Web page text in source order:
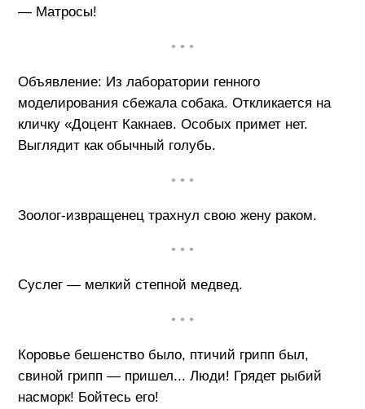
— Матросы!
• • •
Объявление: Из лаборатории генного
моделирования сбежала собака. Откликается на
кличку «Доцент Какнаев. Особых примет нет.
Выглядит как обычный голубь.
• • •
Зоолог-извращенец трахнул свою жену раком.
• • •
Суслег — мелкий степной медвед.
• • •
Коровье бешенство было, птичий грипп был,
свиной грипп — пришел... Люди! Грядет рыбий
насморк! Бойтесь его!